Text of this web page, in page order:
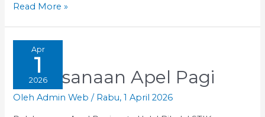
AICoPS
Read More »
Apr
1
2026
Pelaksanaan Apel Pagi
OlehAdmin Web / Rabu, 1 April 2026